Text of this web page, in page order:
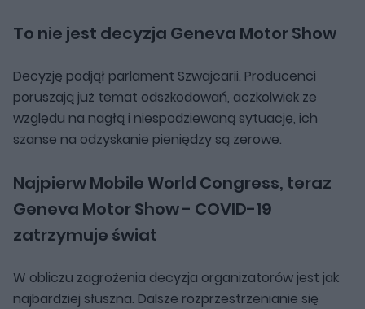
To nie jest decyzja Geneva Motor Show
Decyzję podjął parlament Szwajcarii. Producenci
poruszają już temat odszkodowań, aczkolwiek ze
względu na nagłą i niespodziewaną sytuację, ich
szanse na odzyskanie pieniędzy są zerowe.
Najpierw Mobile World Congress, teraz
Geneva Motor Show - COVID-19
zatrzymuje świat
W obliczu zagrożenia decyzja organizatorów jest jak
najbardziej słuszna. Dalsze rozprzestrzenianie się